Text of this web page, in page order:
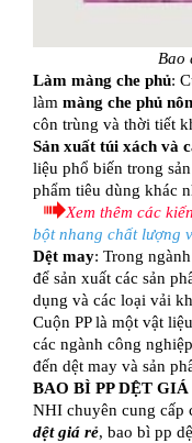
Bao
Làm màng che phủ:
làm màng che phủ
côn trùng và thời tiết
Sản xuất túi xách và
liệu phổ biến trong
phẩm tiêu dùng khác
Xem thêm các
bột nhang chất lượng
Dệt may: Trong
để sản xuất các sản
dụng và các loại vải
Cuộn PP là một vật
các ngành công
đến dệt may và sản
BAO BÌ PP DỆT
NHI chuyên cung cấp
dệt giá rẻ, bao bì pp